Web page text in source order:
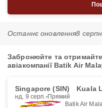
Останнє оновлення8
Забронюйте та
авіакомпанії Batik Air
Singapore (SIN) Kuala
нд, 9 серп. Прямий
Batik Air